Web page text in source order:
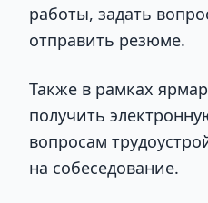
работы, задать
отправить резюме.
Также в рамках
получить
вопросам
на собеседование.